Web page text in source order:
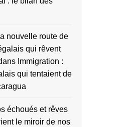
nouvelle route de
qui rêvent
Immigration :
qui tentaient de
échoués et rêves
le miroir de nos